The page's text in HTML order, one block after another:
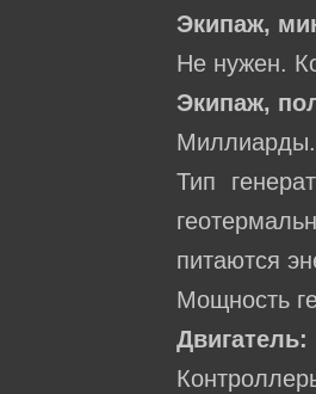
Экипаж,
Не нужен.
Экипаж,
Миллиарды.
Тип
питаются
Мощность
Двигатель: